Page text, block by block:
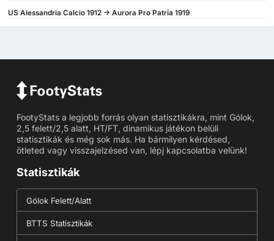
US Alessandria Calcio 1912 -> Aurora Pro Patria 1919
FootyStats a legjobb forrás olyan statisztikákra, mint Gólok,
2,5 felett/2,5 alatt, HT/FT, dinamikus játékon belüli
statisztikák és még sok más. Ha bármilyen kérdésed,
ötleted vagy visszajelzésed van, lépj kapcsolatba velünk!
Statisztikák
Gólok Felett/Alatt
BTTS Statisztikák